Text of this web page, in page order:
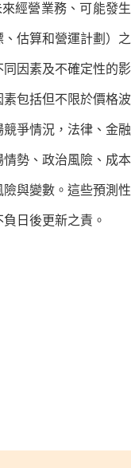
經營業務、可能發生
估算和營運計劃）之
因素及不確定性的影
包括但不限於價格波
爭情況，法律、金融
勢、政治風險、成本
與變數。這些預測性
日後更新之責。